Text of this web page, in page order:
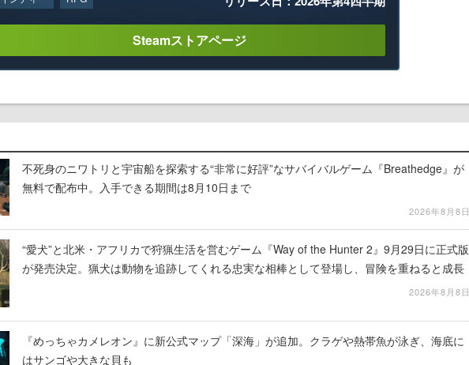
Steamストアページ
不死身のニワトリと宇宙船を探索する“非常に好評”なサバイバルゲーム『Breathedge』が
無料で配布中。入手できる期間は8月10日まで
2026年8月8日
“愛犬”と北米・アフリカで狩猟生活を営むゲーム『Way of the Hunter 2』9月29日に正式版
が発売決定。猟犬は動物を追跡してくれる忠実な相棒として登場し、冒険を重ねると成長
2026年8月8日
『めっちゃカメレオン』に新公式マップ「深海」が追加。クラゲや熱帯魚が泳ぎ、海底に
はサンゴや大きな貝も